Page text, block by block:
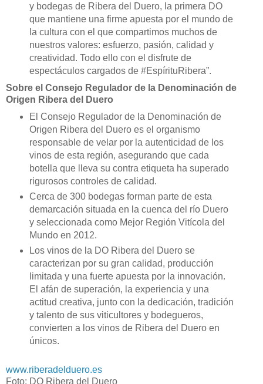
y bodegas de Ribera del Duero, la primera DO
que mantiene una firme apuesta por el mundo de
la cultura con el que compartimos muchos de
nuestros valores: esfuerzo, pasión, calidad y
creatividad. Todo ello con el disfrute de
espectáculos cargados de #EspírituRibera”.
Sobre el Consejo Regulador de la Denominación de
Origen Ribera del Duero
El Consejo Regulador de la Denominación de
Origen Ribera del Duero es el organismo
responsable de velar por la autenticidad de los
vinos de esta región, asegurando que cada
botella que lleva su contra etiqueta ha superado
rigurosos controles de calidad.
Cerca de 300 bodegas forman parte de esta
demarcación situada en la cuenca del río Duero
y seleccionada como Mejor Región Vitícola del
Mundo en 2012.
Los vinos de la DO Ribera del Duero se
caracterizan por su gran calidad, producción
limitada y una fuerte apuesta por la innovación.
E l afán de superación, la experiencia y una
actitud creativa, junto con la dedicación, tradición
y talento de sus viticultores y bodegueros,
convierten a los vinos de Ribera del Duero en
únicos.
www.riberadelduero.es
Foto: DO Ribera del Duero